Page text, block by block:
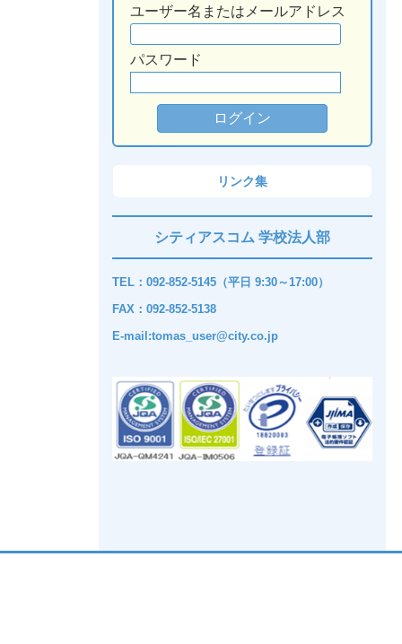
ユーザー名またはメールアドレス
パスワード
リンク集
シティアスコム 学校法人部
TEL：092-852-5145（平日 9:30～17:00）
FAX：092-852-5138
E-mail:tomas_user@city.co.jp